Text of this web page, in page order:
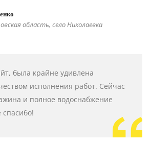
область, село Николаевка
была крайне удивлена
исполнения работ. Сейчас
и полное водоснабжение